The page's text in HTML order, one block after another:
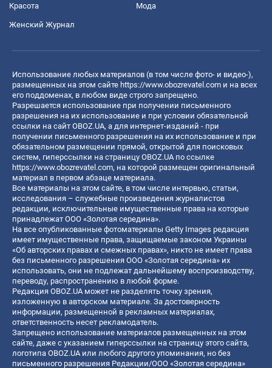
Красота Мода
Женский Журнал
Использование любых материалов (в том числе фото- и видео-),
размещенных на этом сайте https://www.obozrevatel.com и на всех
его поддоменах, в любом виде строго запрещено.
Разрешается использование при получении письменного
разрешения на их использование и при условии обязательной
ссылки на сайт OBOZ.UA, а для интернет-изданий - при
получении письменного разрешения на их использование и при
обязательном размещении прямой, открытой для поисковых
систем, гиперссылки на страницу OBOZ.UA по ссылке
https://www.obozrevatel.com, на которой размещен оригинальный
материал в первом абзаце материала.
Все материалы на этом сайте, в том числе интервью, статьи,
исследования – служебные произведения журналистов
редакции, исключительные имущественные права на которые
принадлежат ООО «Золотая середина».
На все опубликованные фотоматериалы Getty Images редакция
имеет имущественные права, защищаемые законом Украины
«Об авторских правах и смежных правах», никто не имеет права
без письменного разрешения ООО «Золотая середина» их
использовать, они не подлежат дальнейшему воспроизводству,
переводу, распространению в любой форме.
Редакция OBOZ.UA может не разделять точку зрения,
изложенную в авторском материале. За достоверность
информации, размещенной в рекламных материалах,
ответственность несет рекламодатель.
Запрещено использование материалов размещенных на этом
сайте, даже с указанием гиперссылки на страницу этого сайта,
логотипа OBOZ.UA или любого другого упоминания, но без
письменного разрешения Редакции/ООО «Золотая середина»